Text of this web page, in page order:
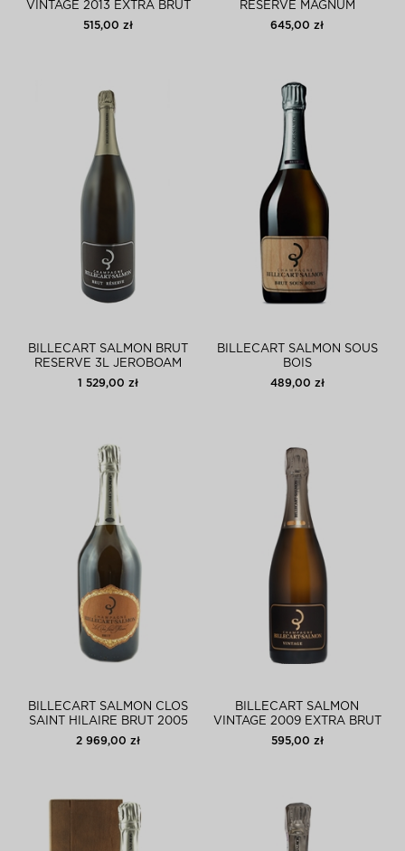
VINTAGE 2013 EXTRA BRUT
515,00 zł
RESERVE MAGNUM
645,00 zł
BILLECART SALMON BRUT
RESERVE 3L JEROBOAM
1 529,00 zł
BILLECART SALMON SOUS
BOIS
489,00 zł
BILLECART SALMON CLOS
SAINT HILAIRE BRUT 2005
2 969,00 zł
BILLECART SALMON
VINTAGE 2009 EXTRA BRUT
595,00 zł